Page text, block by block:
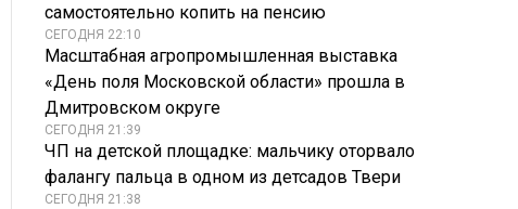
самостоятельно копить на пенсию
СЕГОДНЯ 22:10
Масштабная агропромышленная выставка
«День поля Московской области» прошла в
Дмитровском округе
СЕГОДНЯ 21:39
ЧП на детской площадке: мальчику оторвало
фалангу пальца в одном из детсадов Твери
СЕГОДНЯ 21:38